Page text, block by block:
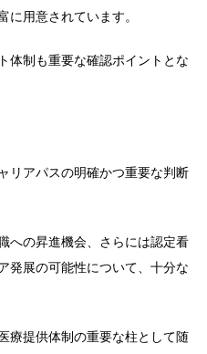
に用意されています。
体制も重要な確認ポイントとな
リアパスの明確かつ重要な判断
への昇進機会、さらには認定看
発展の可能性について、十分な
療提供体制の重要な柱として随